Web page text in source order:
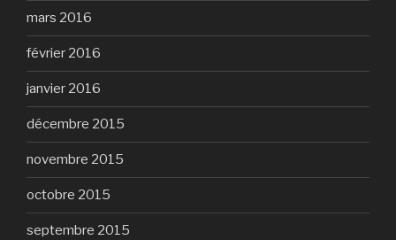
mars 2016
février 2016
janvier 2016
décembre 2015
novembre 2015
octobre 2015
septembre 2015